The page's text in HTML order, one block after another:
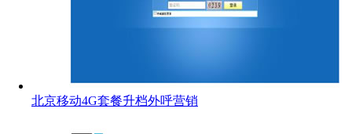
北京移动4G套餐升档外呼营销